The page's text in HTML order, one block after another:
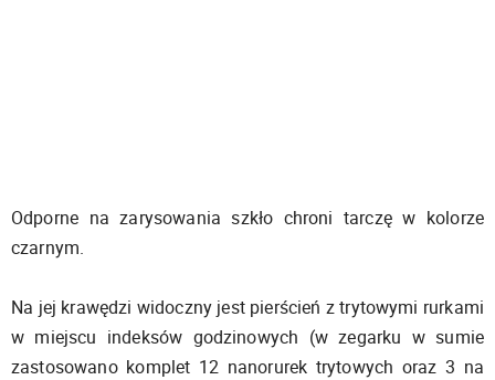
Odporne na zarysowania szkło chroni tarczę w kolorze
czarnym.
Na jej krawędzi widoczny jest pierścień z trytowymi rurkami
w miejscu indeksów godzinowych (w zegarku w sumie
zastosowano komplet 12 nanorurek trytowych oraz 3 na